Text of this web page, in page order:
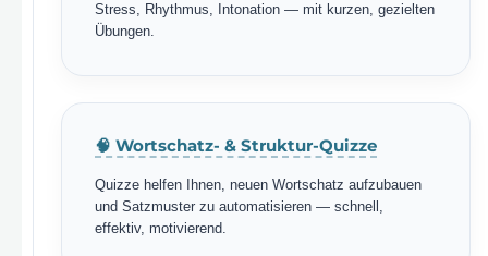
Stress, Rhythmus, Intonation — mit kurzen, gezielten
Übungen.
🧠 Wortschatz- & Struktur-Quizze
Quizze helfen Ihnen, neuen Wortschatz aufzubauen
und Satzmuster zu automatisieren — schnell,
effektiv, motivierend.